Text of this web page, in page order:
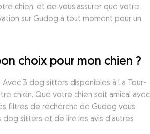
chien, et de vous assurer que votre
sur Gudog à tout moment pour un
choix pour mon chien ?
Avec 3 dog sitters disponibles à La Tour-
chien. Que votre chien soit amical avec
filtres de recherche de Gudog vous
dog sitters et de lire les avis d'autres